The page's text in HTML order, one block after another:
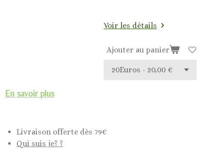
Voir les détails
Ajouter au panier
En savoir plus
Livraison offerte dès 79€
Qui suis je? ?